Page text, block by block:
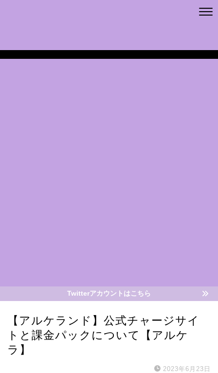
Twitterアカウントはこちら
【アルケランド】公式チャージサイ
トと課金パックについて【アルケ
ラ】
2023年6月23日